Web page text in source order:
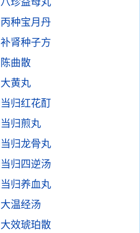
丙种宝月丹
补肾种子方
陈曲散
大黄丸
当归红花酊
当归煎丸
当归龙骨丸
当归四逆汤
当归养血丸
大温经汤
大效琥珀散